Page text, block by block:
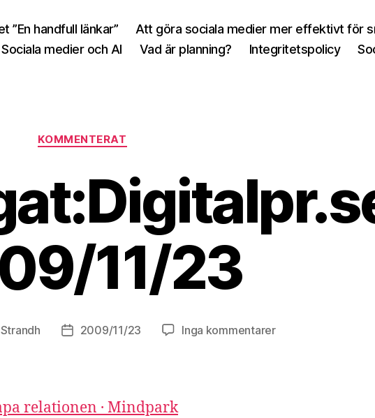
handfull länkar”
Att göra sociala medier mer effektivt för
Sociala medier och AI Vad är planning? Integritetspolicy
Kategorier
KOMMENTERAT
11/23
Inläggsdatum
2009/11/23 Inga kommentarer
relationen · Mindpark